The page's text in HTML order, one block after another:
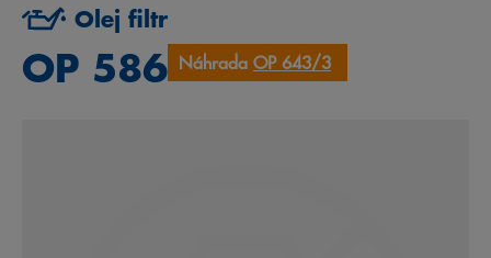
Olej filtr
OP 586 Náhrada OP 643/3